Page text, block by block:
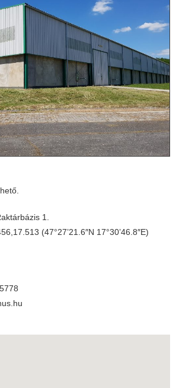
1.
(47°27’21.6″N 17°30’46.8″E)